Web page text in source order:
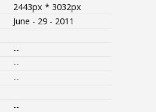
2443px * 3032px
June - 29 - 2011
--
--
--
--